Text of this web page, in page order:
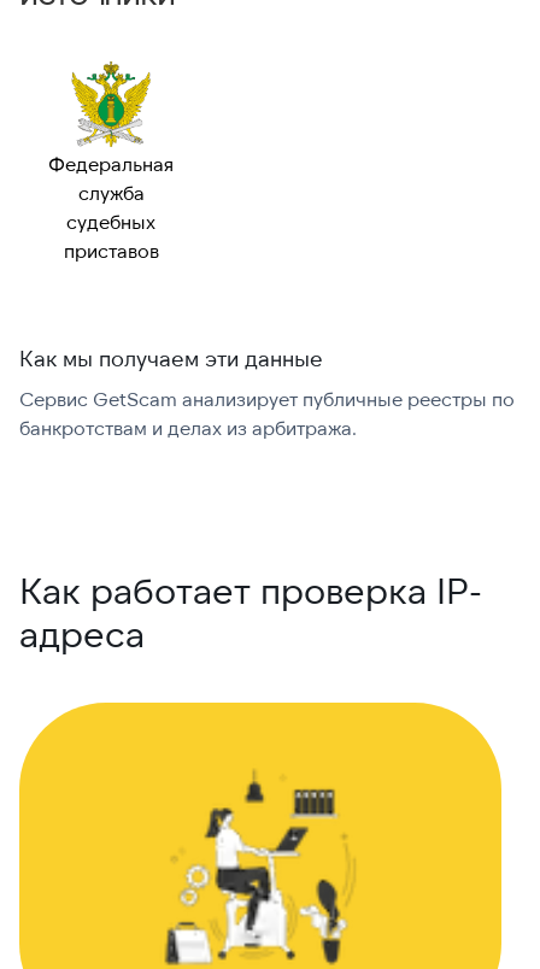
Федеральная
служба
судебных
приставов
Как мы получаем эти данные
Сервис GetScam анализирует публичные реестры по
банкротствам и делах из арбитража.
Как работает проверка IP-
адреса